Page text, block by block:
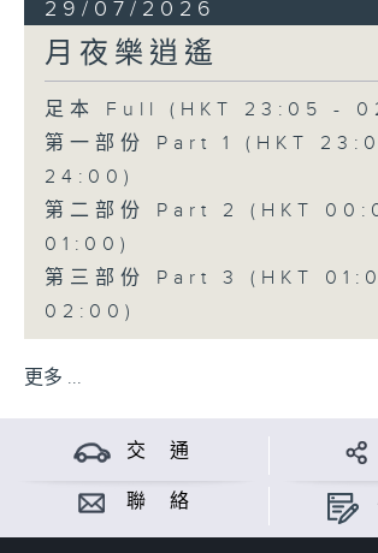
29/07/2026
月夜樂逍遙
足本 Full (HKT 23:05 -
第一部份 Part 1 (HKT
24:00)
第二部份 Part 2 (HKT
01:00)
第三部份 Part 3 (HKT
02:00)
更多 ...
交 通
聯 絡